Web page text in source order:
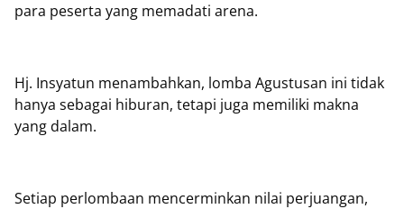
para peserta yang memadati arena.
Hj. Insyatun menambahkan, lomba Agustusan ini tidak
hanya sebagai hiburan, tetapi juga memiliki makna
yang dalam.
Setiap perlombaan mencerminkan nilai perjuangan,